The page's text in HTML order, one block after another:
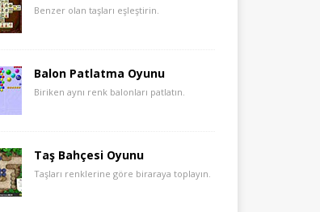
Benzer olan taşları eşleştirin.
Balon Patlatma Oyunu
Biriken aynı renk balonları patlatın.
Taş Bahçesi Oyunu
Taşları renklerine göre biraraya toplayın.